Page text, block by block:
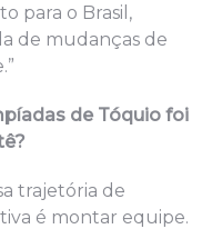
para o Brasil,
de mudanças de
de Tóquio foi
trajetória de
é montar equipe.